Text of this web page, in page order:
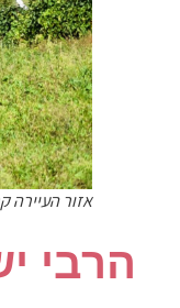
אזור העיירה
הרבי